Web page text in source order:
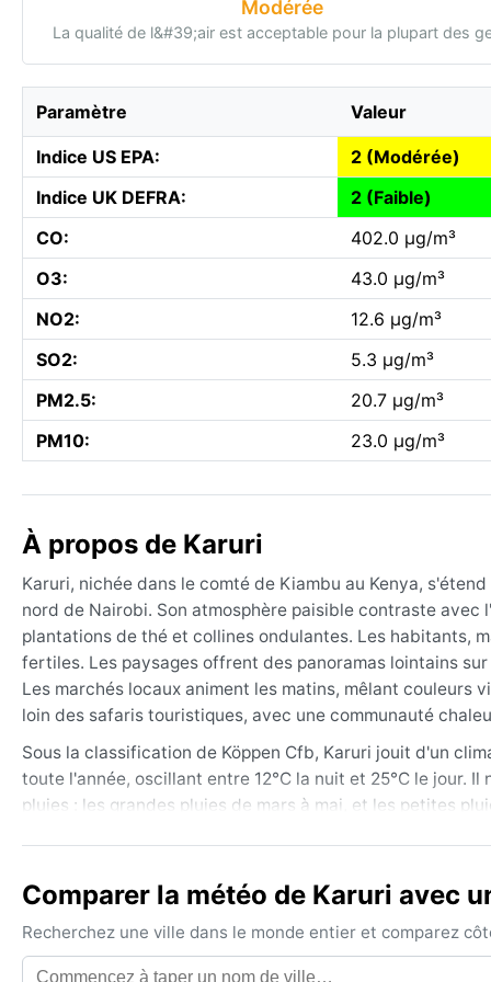
Modérée
La qualité de l&#39;air est acceptable pour la plupart des
Paramètre Valeur
Indice US EPA:
2 (Modérée)
Indice UK DEFRA:
2 (Faible)
CO:
402.0 µg/m³
O3:
43.0 µg/m³
NO2:
12.6 µg/m³
SO2:
5.3 µg/m³
PM2.5:
20.7 µg/m³
PM10:
23.0 µg/m³
À propos de Karuri
Karuri, nichée dans le comté de Kiambu au Kenya,
nord de Nairobi. Son atmosphère paisible contraste
plantations de thé et collines ondulantes. Les habitants,
fertiles. Les paysages offrent des panoramas lointains
Les marchés locaux animent les matins, mêlant couleurs
loin des safaris touristiques, avec une communauté
Sous la classification de Köppen Cfb, Karuri jouit d'un
toute l'année, oscillant entre 12°C la nuit et 25°C le jour.
pluies : les grandes pluies de mars à mai, et les petites
imperméable pour les averses soudaines. Les
La meilleure période pour visiter Karuri, du point de vue
alors plus dégagé, les températures agréables, et les
craint les pluies torrentielles. Les phénomènes notables
Comparer la météo de Karuri avec
Recherchez une ville dans le monde entier et comparez